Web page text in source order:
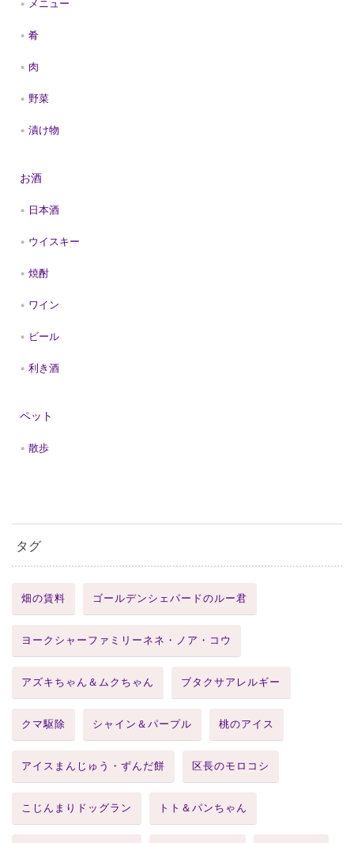
メニュー
肴
肉
野菜
漬け物
お酒
日本酒
ウイスキー
焼酎
ワイン
ビール
利き酒
ペット
散歩
タグ
畑の賃料 ゴールデンシェパードのルー君
ヨークシャーファミリーネネ・ノア・コウ
アズキちゃん＆ムクちゃん ブタクサアレルギー
クマ駆除 シャイン＆パープル 桃のアイス
アイスまんじゅう・ずんだ餅 区長のモロコシ
こじんまりドッグラン トト＆パンちゃん